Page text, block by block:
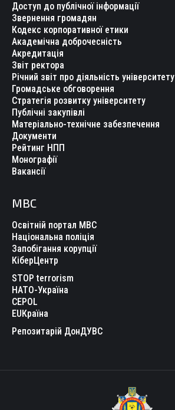
Доступ до публічної інформації
Звернення громадян
Кодекс корпоративної етики
Академічна доброчесність
Акредитація
Звіт ректора
Річний звіт про діяльність університету
Громадське обговорення
Стратегія розвитку університету
Публічні закупівлі
Матеріально-технічне забезпечення
Документи
Рейтинг НПП
Монографії
Вакансії
МВС
Освітній портал МВС
Національна поліція
Запобігання корупції
КіберЦентр
STOP terrorism
НАТО-Україна
CEPOL
EUКраїна
Репозитарій ДонДУВС